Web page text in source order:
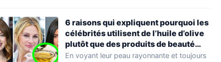
6 raisons qui expliquent pourquoi les
célébrités utilisent de l’huile d’olive
plutôt que des produits de beauté
coûteux
En voyant leur peau rayonnante et toujours